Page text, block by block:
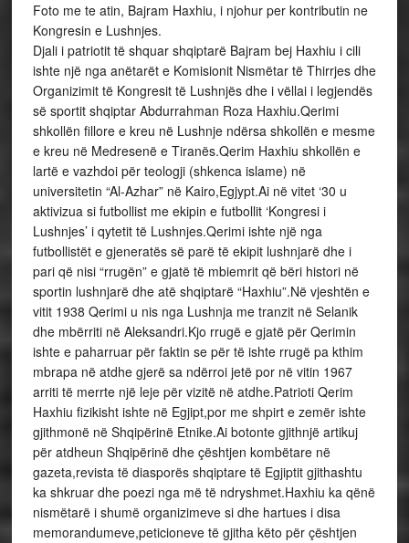
Foto me te atin, Bajram Haxhiu, i njohur per kontributin ne
Kongresin e Lushnjes.
Djali i patriotit të shquar shqiptarë Bajram bej Haxhiu i cili
ishte një nga anëtarët e Komisionit Nismëtar të Thirrjes dhe
Organizimit të Kongresit të Lushnjës dhe i vëllai i legjendës
së sportit shqiptar Abdurrahman Roza Haxhiu.Qerimi
shkollën fillore e kreu në Lushnje ndërsa shkollën e mesme
e kreu në Medresenë e Tiranës.Qerim Haxhiu shkollën e
lartë e vazhdoi për teologji (shkenca islame) në
universitetin “Al-Azhar” në Kairo,Egjypt.Ai në vitet ‘30 u
aktivizua si futbollist me ekipin e futbollit ‘Kongresi i
Lushnjes’ i qytetit të Lushnjes.Qerimi ishte një nga
futbollistët e gjeneratës së parë të ekipit lushnjarë dhe i
pari që nisi “rrugën” e gjatë të mbiemrit që bëri histori në
sportin lushnjarë dhe atë shqiptarë “Haxhiu”.Në vjeshtën e
vitit 1938 Qerimi u nis nga Lushnja me tranzit në Selanik
dhe mbërriti në Aleksandri.Kjo rrugë e gjatë për Qerimin
ishte e paharruar për faktin se për të ishte rrugë pa kthim
mbrapa në atdhe gjerë sa ndërroi jetë por në vitin 1967
arriti të merrte një leje për vizitë në atdhe.Patrioti Qerim
Haxhiu fizikisht ishte në Egjipt,por me shpirt e zemër ishte
gjithmonë në Shqipërinë Etnike.Ai botonte gjithnjë artikuj
për atdheun Shqipërinë dhe çështjen kombëtare në
gazeta,revista të diasporës shqiptare të Egjiptit gjithashtu
ka shkruar dhe poezi nga më të ndryshmet.Haxhiu ka qënë
nismëtarë i shumë organizimeve si dhe hartues i disa
memorandumeve,peticioneve të gjitha këto për çështjen